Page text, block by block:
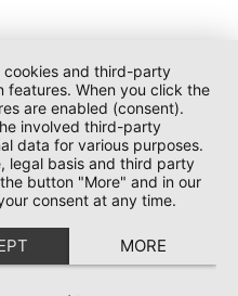
cookies and third-party
When you click the
are enabled (consent).
involved third-party
data for various purposes.
legal basis and third party
button "More" and in our
consent at any time.
MORE